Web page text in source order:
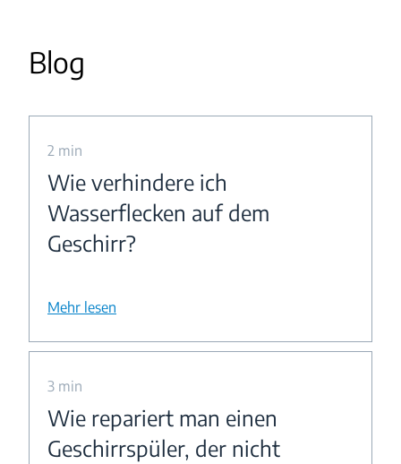
Blog
2 min
Wie verhindere ich
Wasserflecken auf dem
Geschirr?
Mehr lesen
3 min
Wie repariert man einen
Geschirrspüler, der nicht